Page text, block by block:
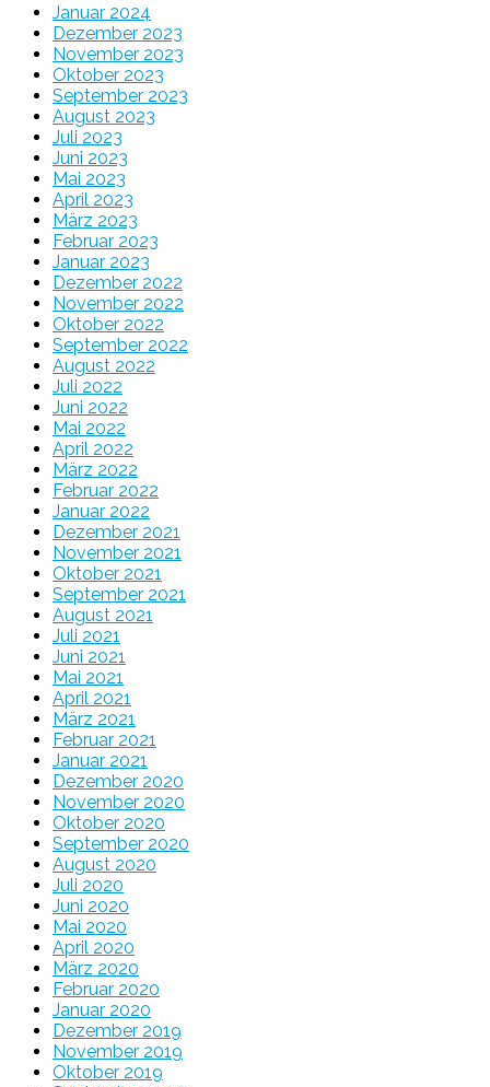
Januar 2024
Dezember 2023
November 2023
Oktober 2023
September 2023
August 2023
Juli 2023
Juni 2023
Mai 2023
April 2023
März 2023
Februar 2023
Januar 2023
Dezember 2022
November 2022
Oktober 2022
September 2022
August 2022
Juli 2022
Juni 2022
Mai 2022
April 2022
März 2022
Februar 2022
Januar 2022
Dezember 2021
November 2021
Oktober 2021
September 2021
August 2021
Juli 2021
Juni 2021
Mai 2021
April 2021
März 2021
Februar 2021
Januar 2021
Dezember 2020
November 2020
Oktober 2020
September 2020
August 2020
Juli 2020
Juni 2020
Mai 2020
April 2020
März 2020
Februar 2020
Januar 2020
Dezember 2019
November 2019
Oktober 2019